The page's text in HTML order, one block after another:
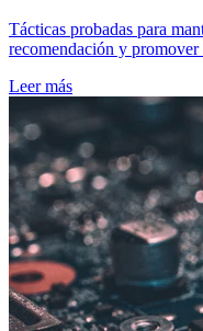
Tácticas probadas para
recomendación y promover
Leer más